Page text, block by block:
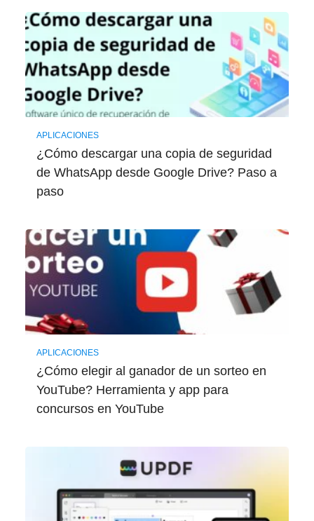
APLICACIONES
¿Cómo descargar una copia de seguridad
de WhatsApp desde Google Drive? Paso a
paso
APLICACIONES
¿Cómo elegir al ganador de un sorteo en
YouTube? Herramienta y app para
concursos en YouTube